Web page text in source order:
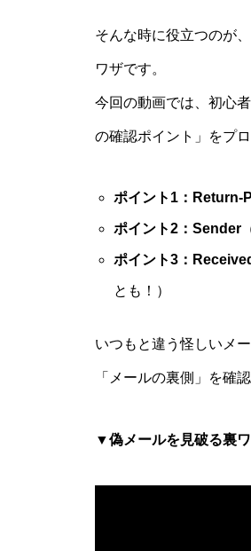
そんな時に役立つのが
ワザです。
今回の動画では、初心
の確認ポイント」をプ
ポイント1：Return-
ポイント2：Sender
ポイント3：
とも！）
いつもと違う怪しいメ
「メールの裏側」を確
▼偽メールを見破る裏